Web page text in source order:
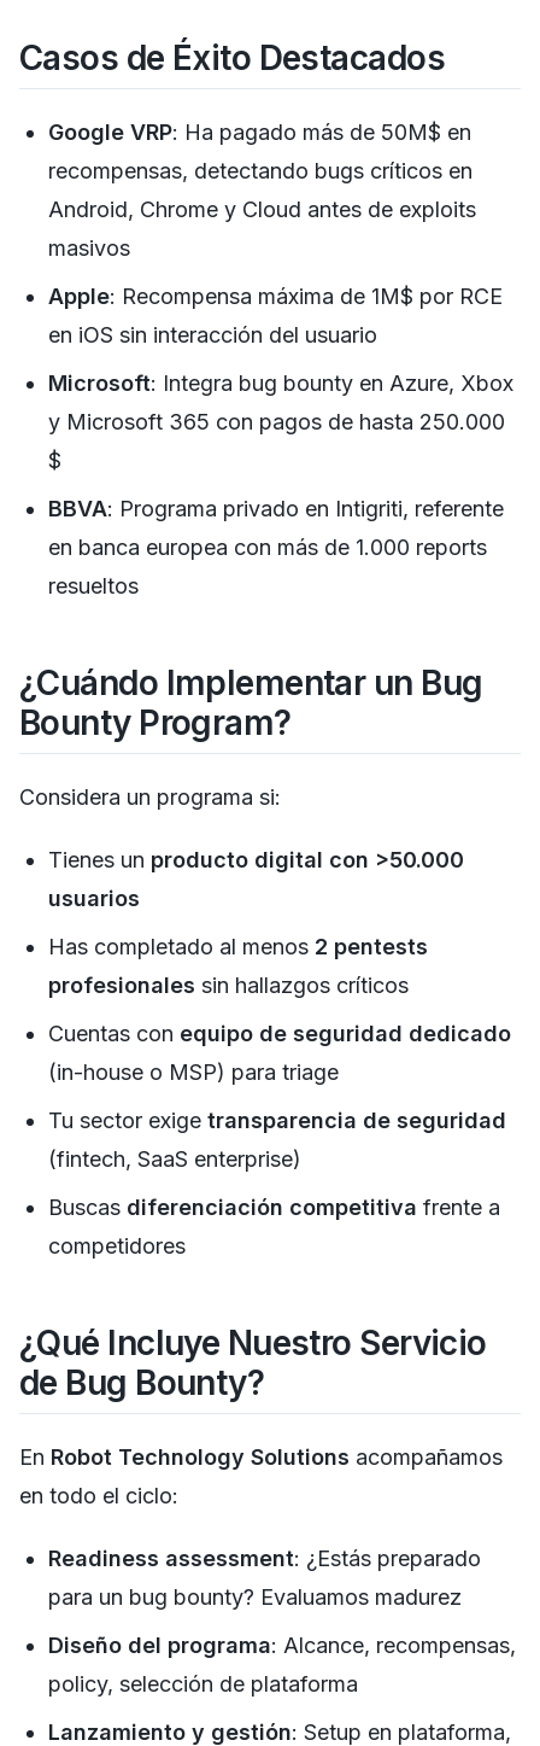
Casos de Éxito Destacados
Google VRP: Ha pagado más de 50M$ en
recompensas, detectando bugs críticos en
Android, Chrome y Cloud antes de exploits
masivos
Apple: Recompensa máxima de 1M$ por RCE
en iOS sin interacción del usuario
Microsoft: Integra bug bounty en Azure, Xbox
y Microsoft 365 con pagos de hasta 250.000
$
BBVA: Programa privado en Intigriti, referente
en banca europea con más de 1.000 reports
resueltos
¿Cuándo Implementar un Bug
Bounty Program?
Considera un programa si:
Tienes un producto digital con >50.000
usuarios
Has completado al menos 2 pentests
profesionales sin hallazgos críticos
Cuentas con equipo de seguridad dedicado
(in-house o MSP) para triage
Tu sector exige transparencia de seguridad
(fintech, SaaS enterprise)
Buscas diferenciación competitiva frente a
competidores
¿Qué Incluye Nuestro Servicio
de Bug Bounty?
En Robot Technology Solutions acompañamos
en todo el ciclo:
Readiness assessment: ¿Estás preparado
para un bug bounty? Evaluamos madurez
Diseño del programa: Alcance, recompensas,
policy, selección de plataforma
Lanzamiento y gestión: Setup en plataforma,